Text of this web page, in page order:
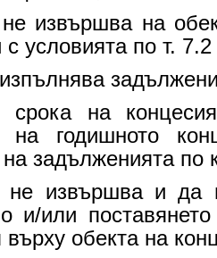
извършва на
условията по т.
срока на
на годишното
задълженията по
извършва и да
и/или
обекта на